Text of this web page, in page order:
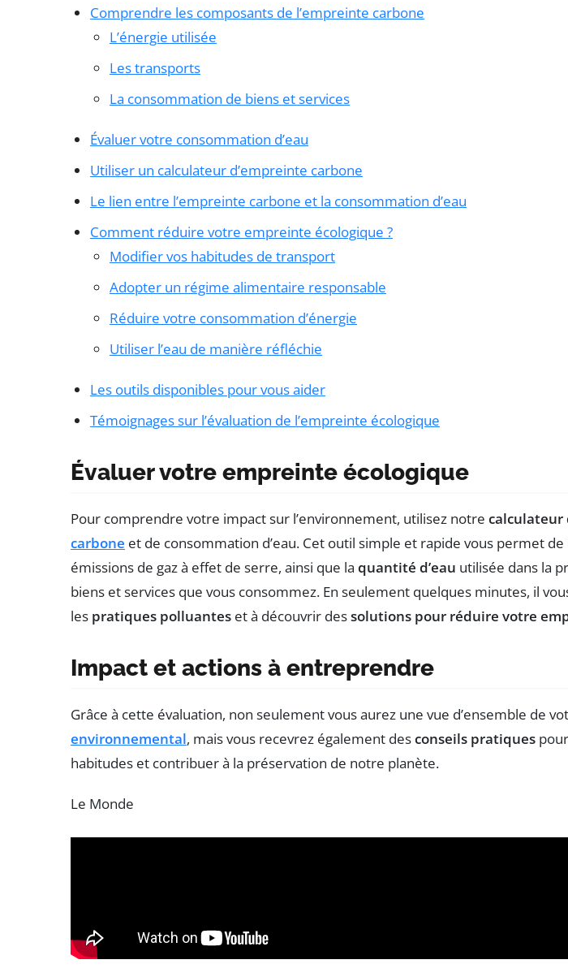
Comprendre les composants de l’empreinte carbone
L’énergie utilisée
Les transports
La consommation de biens et services
Évaluer votre consommation d’eau
Utiliser un calculateur d’empreinte carbone
Le lien entre l’empreinte carbone et la consommation d’eau
Comment réduire votre empreinte écologique ?
Modifier vos habitudes de transport
Adopter un régime alimentaire responsable
Réduire votre consommation d’énergie
Utiliser l’eau de manière réfléchie
Les outils disponibles pour vous aider
Témoignages sur l’évaluation de l’empreinte écologique
Évaluer votre empreinte écologique
Pour comprendre votre impact sur l’environnement, utilisez notre calculateur
carbone et de consommation d’eau. Cet outil simple et rapide vous permet
émissions de gaz à effet de serre, ainsi que la quantité d’eau utilisée dans la
biens et services que vous consommez. En seulement quelques minutes, il
les pratiques polluantes et à découvrir dessolutions pour réduire votre
Impact et actions à entreprendre
Grâce à cette évaluation, non seulement vous aurez une vue d’ensemble de
environnemental, mais vous recevrez également desconseils pratiques
habitudes et contribuer à la préservation de notre planète.
Le Monde